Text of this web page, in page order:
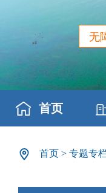
无
首页
首页 > 专题专